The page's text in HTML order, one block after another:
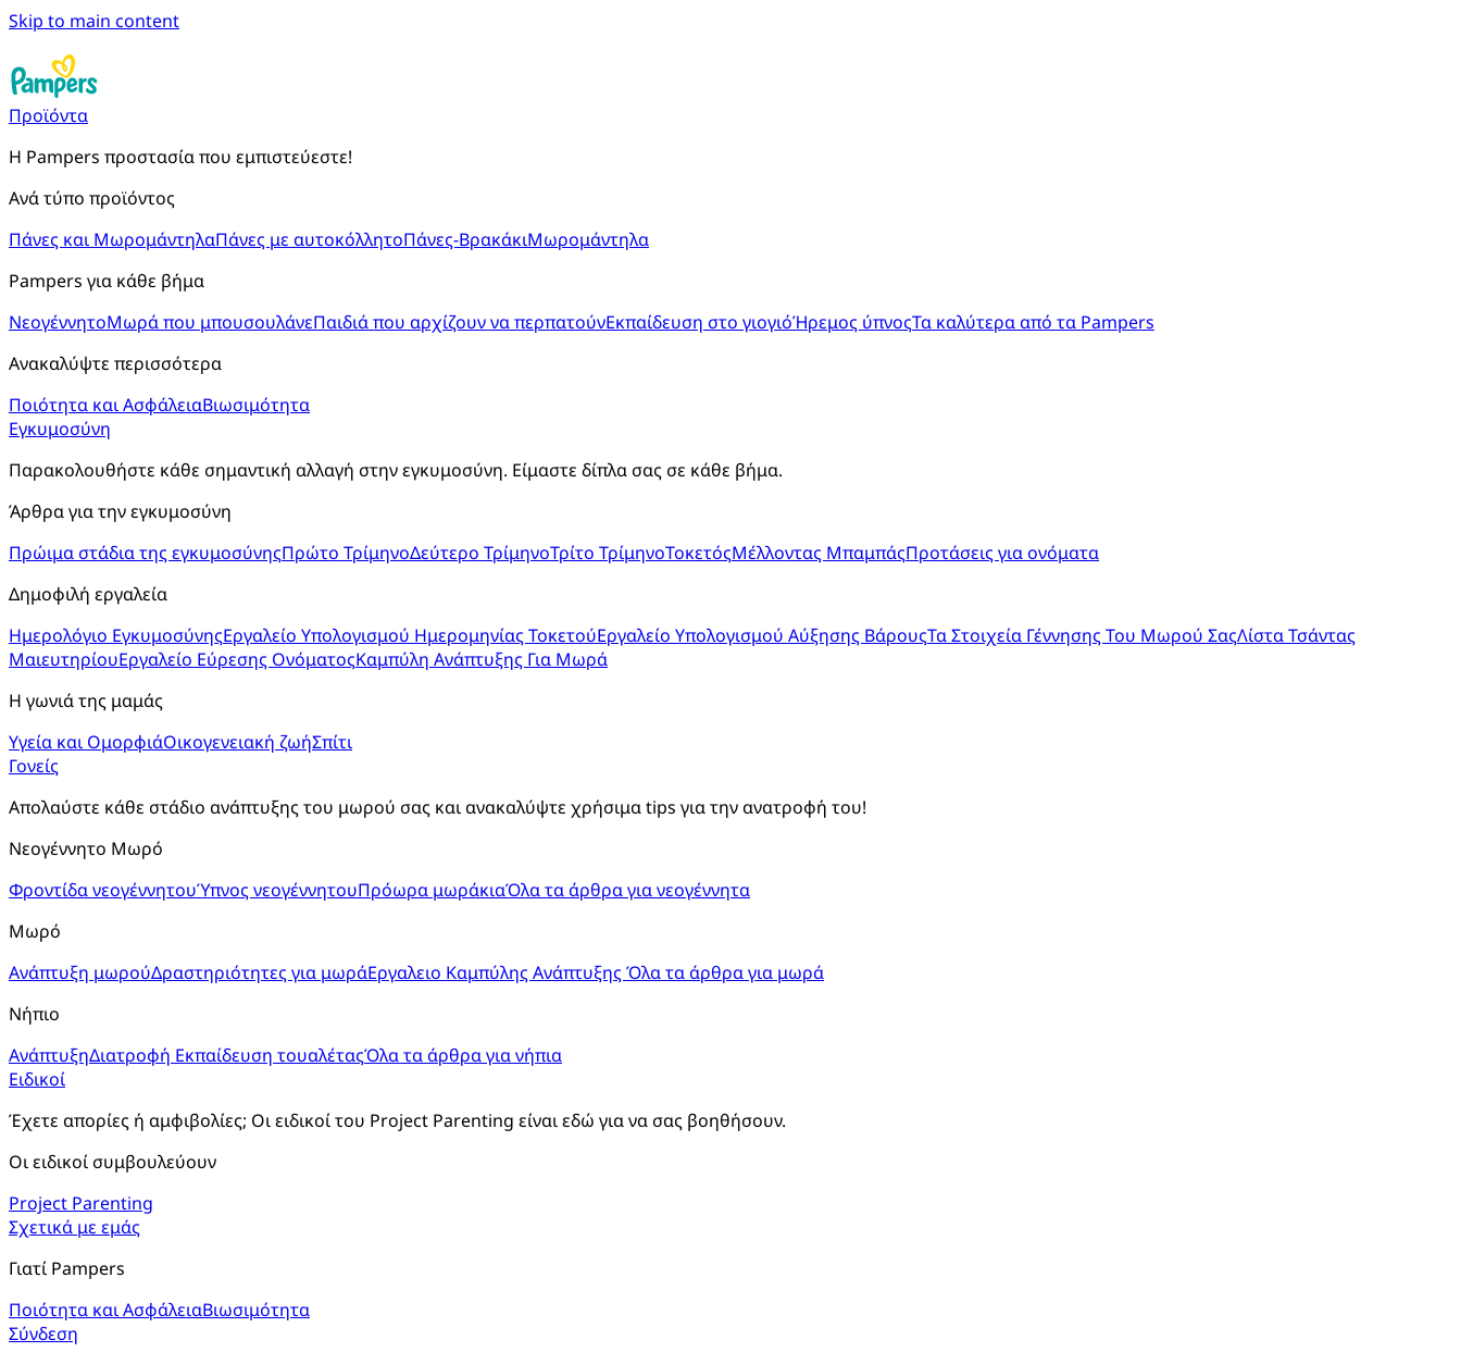
Skip to main content
Προϊόντα
Η Pampers προστασία που εμπιστεύεστε!
Ανά τύπο προϊόντος
Πάνες και ΜωρομάντηλαΠάνες με αυτοκόλλητοΠάνες-ΒρακάκιΜωρομάντηλα
Pampers για κάθε βήμα
ΝεογέννητοΜωρά που μπουσουλάνεΠαιδιά που αρχίζουν να περπατούνΕκπαίδευση στο γιογιόΉρεμος ύπνοςΤα καλύτερα από τα Pampers
Ανακαλύψτε περισσότερα
Ποιότητα και ΑσφάλειαΒιωσιμότητα
Εγκυμοσύνη
Παρακολουθήστε κάθε σημαντική αλλαγή στην εγκυμοσύνη. Είμαστε δίπλα σας σε κάθε βήμα.
Άρθρα για την εγκυμοσύνη
Πρώιμα στάδια της εγκυμοσύνηςΠρώτο ΤρίμηνοΔεύτερο ΤρίμηνοΤρίτο ΤρίμηνοΤοκετόςΜέλλοντας ΜπαμπάςΠροτάσεις για ονόματα
Δημοφιλή εργαλεία
Ημερολόγιο ΕγκυμοσύνηςΕργαλείο Υπολογισμού Ημερομηνίας ΤοκετούΕργαλείο Υπολογισμού Αύξησης ΒάρουςΤα Στοιχεία Γέννησης Του Μωρού ΣαςΛίστα Τσάντας
ΜαιευτηρίουΕργαλείο Εύρεσης ΟνόματοςΚαμπύλη Ανάπτυξης Για Μωρά
Η γωνιά της μαμάς
Υγεία και ΟμορφιάΟικογενειακή ζωήΣπίτι
Γονείς
Απολαύστε κάθε στάδιο ανάπτυξης του μωρού σας και ανακαλύψτε χρήσιμα tips για την ανατροφή του!
Νεογέννητο Μωρό
Φροντίδα νεογέννητουΎπνος νεογέννητουΠρόωρα μωράκιαΌλα τα άρθρα για νεογέννητα
Μωρό
Ανάπτυξη μωρούΔραστηριότητες για μωράΕργαλειο Καμπύλης Ανάπτυξης Όλα τα άρθρα για μωρά
Νήπιο
ΑνάπτυξηΔιατροφή Εκπαίδευση τουαλέταςΌλα τα άρθρα για νήπια
Ειδικοί
Έχετε απορίες ή αμφιβολίες; Οι ειδικοί του Project Parenting είναι εδώ για να σας βοηθήσουν.
Οι ειδικοί συμβουλεύουν
Project Parenting
Σχετικά με εμάς
Γιατί Pampers
Ποιότητα και ΑσφάλειαΒιωσιμότητα
Σύνδεση